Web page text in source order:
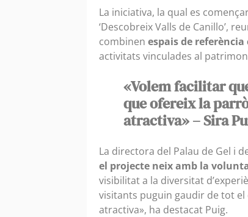
La iniciativa, la qual es
‘Descobreix Valls de Canillo’,
combinen espais de
activitats vinculades al
«Volem facilitar
que ofereix la
atractiva» – Sira
La directora del Palau de Gel i
el projecte neix amb la
visibilitat a la diversitat
visitants puguin gaudir de tot
atractiva», ha destacat Puig.